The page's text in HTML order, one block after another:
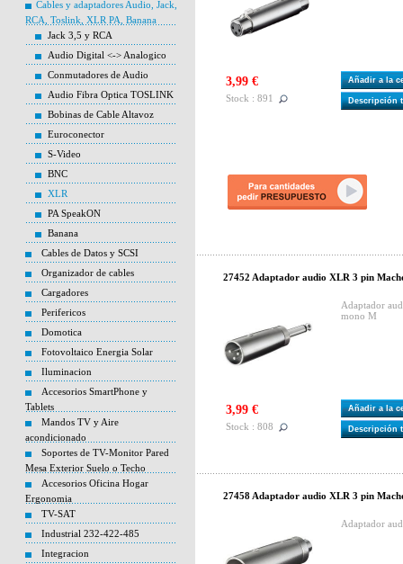
Cables y adaptadores Audio, Jack,
RCA, Toslink, XLR PA, Banana
Jack 3,5 y RCA
Audio Digital <-> Analogico
Conmutadores de Audio
Audio Fibra Optica TOSLINK
Bobinas de Cable Altavoz
Euroconector
S-Video
BNC
XLR
PA SpeakON
Banana
Cables de Datos y SCSI
Organizador de cables
Cargadores
Perifericos
Domotica
Fotovoltaico Energia Solar
Iluminacion
Accesorios SmartPhone y
Tablets
Mandos TV y Aire
acondicionado
Soportes de TV-Monitor Pared
Mesa Exterior Suelo o Techo
Accesorios Oficina Hogar
Ergonomia
TV-SAT
Industrial 232-422-485
Integracion
3,99 €
Stock : 891
Añadir a la
Descripción
27452 Adaptador audio XLR 3 pin
Adaptador
mono M
3,99 €
Stock : 808
Añadir a la
Descripción
27458 Adaptador audio XLR 3 pin
Adaptador